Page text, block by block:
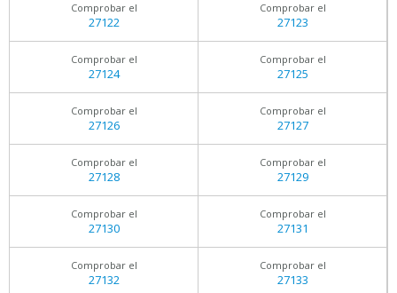
Comprobar el
27122
Comprobar el
27123
Comprobar el
27124
Comprobar el
27125
Comprobar el
27126
Comprobar el
27127
Comprobar el
27128
Comprobar el
27129
Comprobar el
27130
Comprobar el
27131
Comprobar el
27132
Comprobar el
27133